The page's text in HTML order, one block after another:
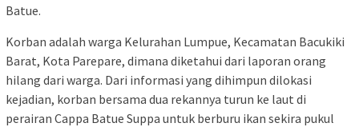
Batue.
Korban adalah warga Kelurahan Lumpue, Kecamatan Bacukiki
Barat, Kota Parepare, dimana diketahui dari laporan orang
hilang dari warga. Dari informasi yang dihimpun dilokasi
kejadian, korban bersama dua rekannya turun ke laut di
perairan Cappa Batue Suppa untuk berburu ikan sekira pukul